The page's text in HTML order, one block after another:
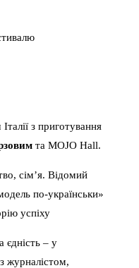
з приготування
та MOJO Hall.
сім’я. Відомий
по-українськи»
успіху
єдність – у
журналістом,